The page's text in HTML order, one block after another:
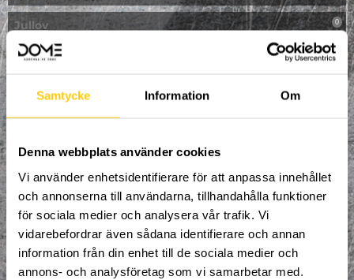
Samtycke Information Om
Denna webbplats använder cookies
Vi använder enhetsidentifierare för att anpassa innehållet
och annonserna till användarna, tillhandahålla funktioner
för sociala medier och analysera vår trafik. Vi
vidarebefordrar även sådana identifierare och annan
information från din enhet till de sociala medier och
annons- och analysföretag som vi samarbetar med.
Jullov 0
Kampanj 0
Kickbike
Klättring
LAN
Multisport
Mässa